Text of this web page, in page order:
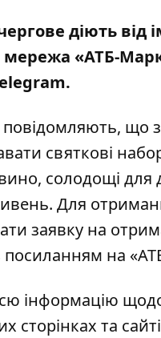
діють від
мережа «АТБ-
що
святкові
солодощі
Для
заявку на
на
інформацію
сторінках та